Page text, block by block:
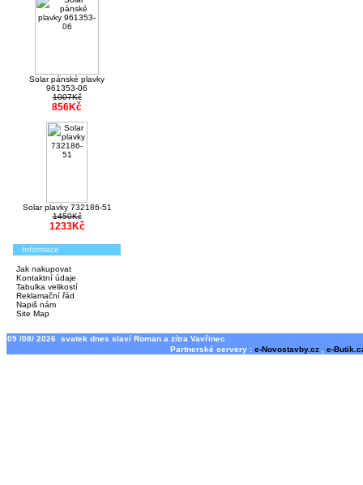
Solar pánské plavky
961353-06
1007Kč
856Kč
Solar plavky 732186-51
1450Kč
1233Kč
Informace
Jak nakupovat
Kontaktní údaje
Tabulka velikostí
Reklamační řád
Napiš nám
Site Map
09 /08/ 2026 svatek dnes slaví Roman a zítra Vavřinec
Partnerské servery : e-Novostavby.cz e-